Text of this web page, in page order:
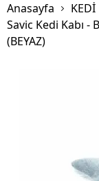
Anasayfa KEDİ
Savic Kedi Kabı -
(BEYAZ)